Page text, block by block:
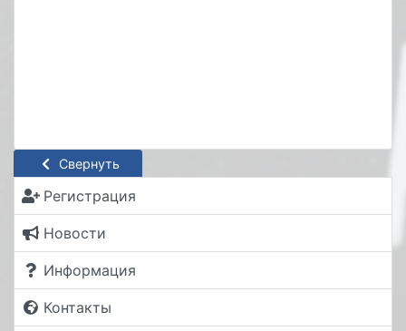
Свернуть
Регистрация
Новости
Информация
Контакты